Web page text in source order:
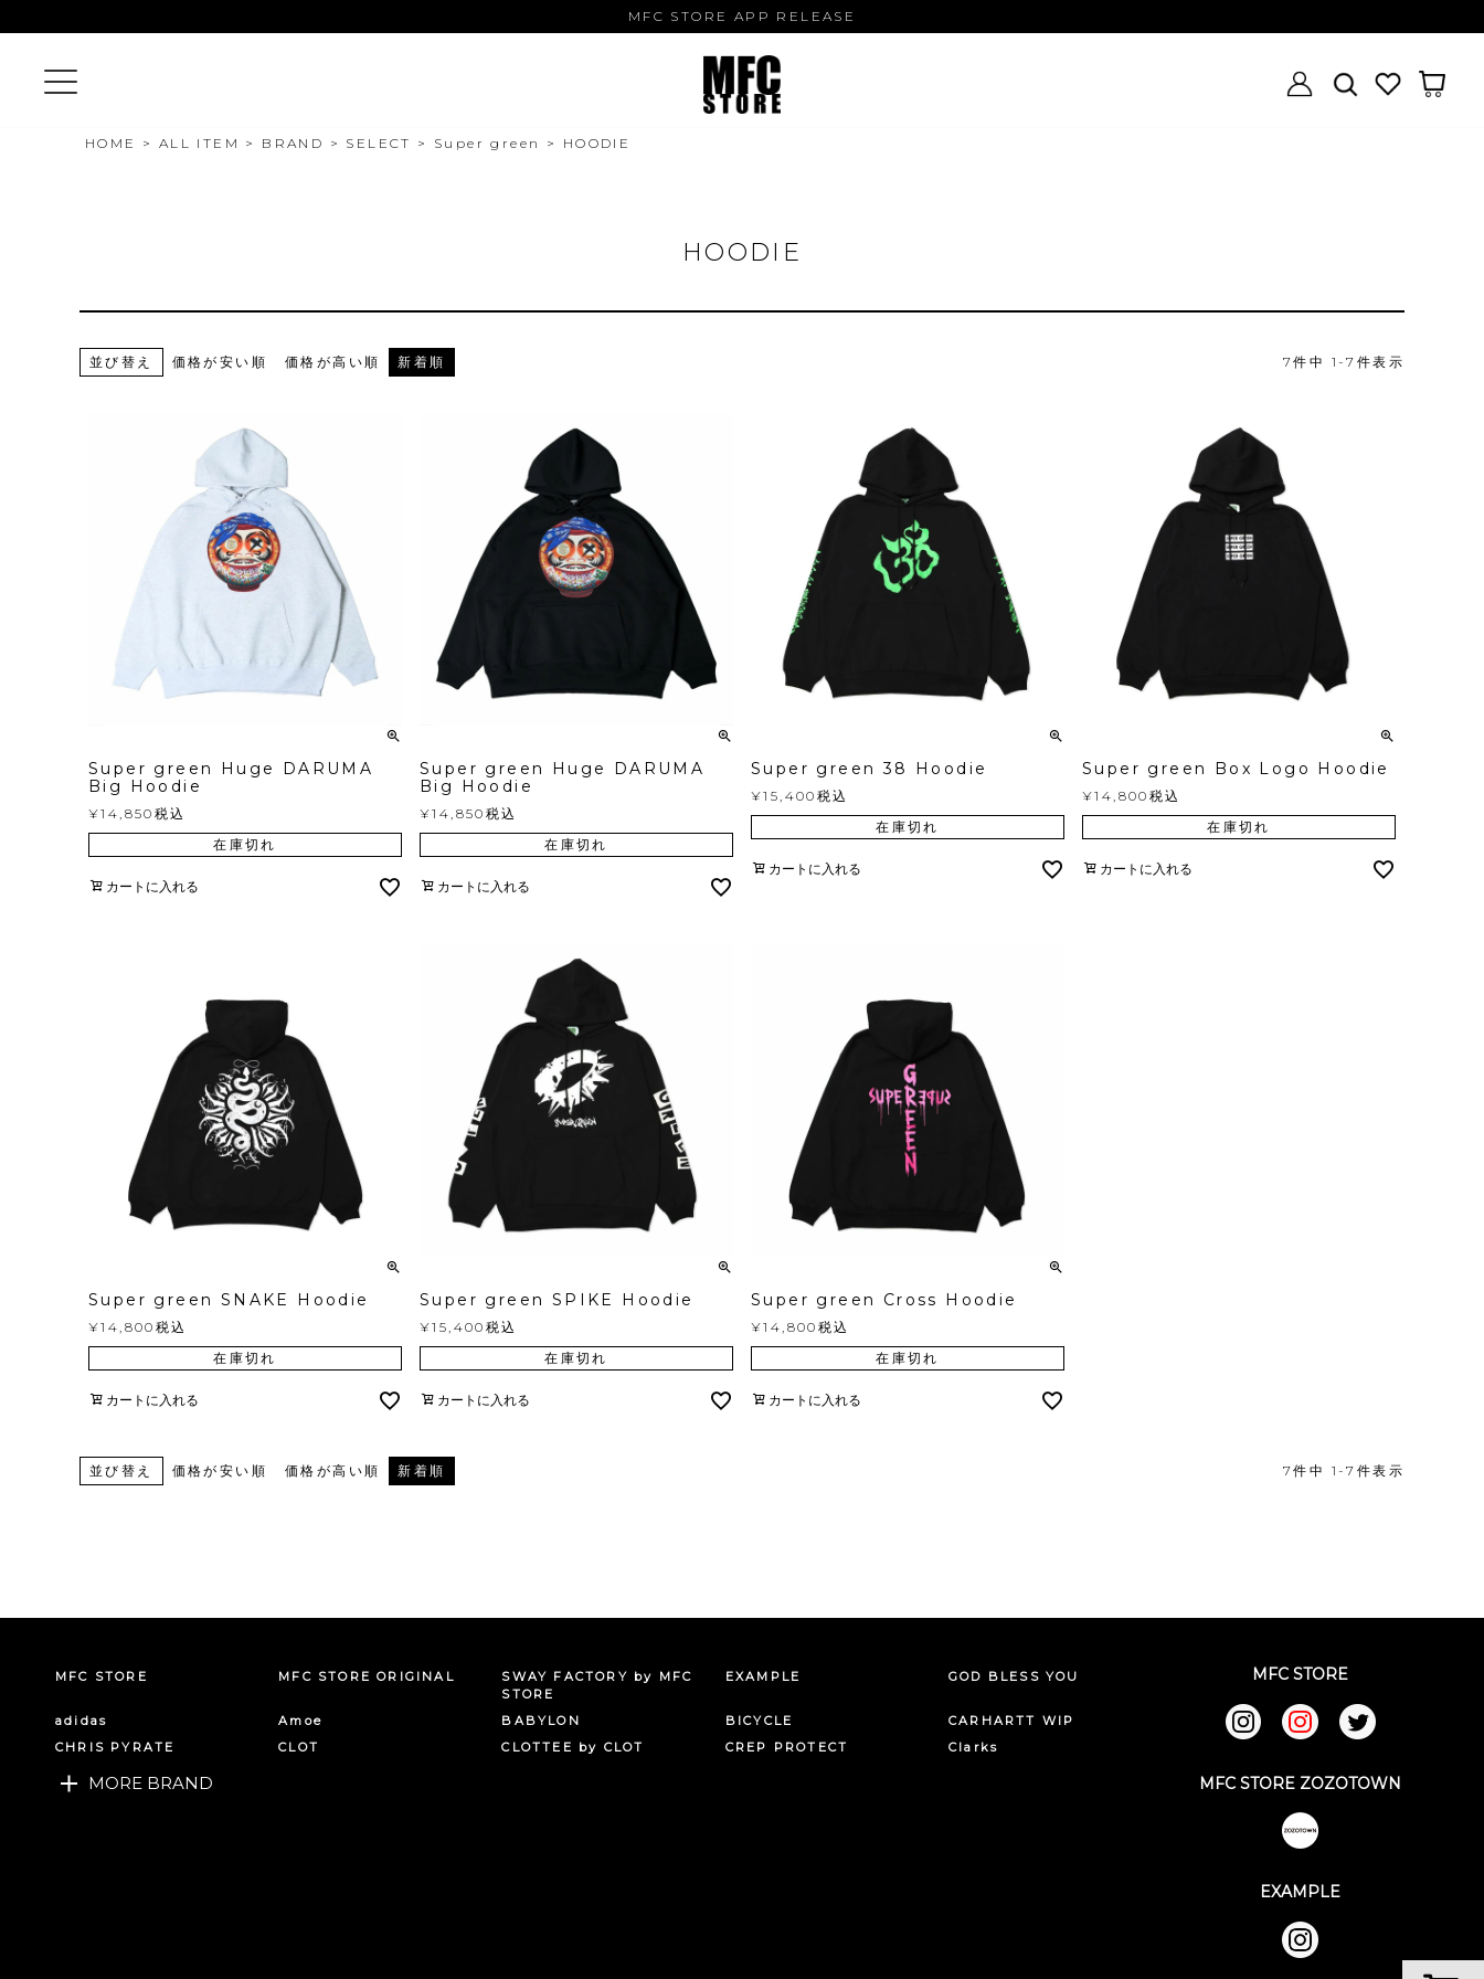
MFC STORE APP RELEASE
HOME ALL ITEM BRAND SELECT Super green HOODIE
HOODIE
並び替え 価格が安い順 価格が高い順 新着順 7件中 1 -7 件表示
Super green Huge DARUMA
Big Hoodie
¥14,850 税込
在庫切れ
カートに入れる
Super green Huge DARUMA
Big Hoodie
¥14,850 税込
在庫切れ
カートに入れる
Super green 38 Hoodie
¥15,400 税込
在庫切れ
カートに入れる
Super green Box Logo Hoodie
¥14,800 税込
在庫切れ
カートに入れる
Super green SNAKE Hoodie
¥14,800 税込
在庫切れ
カートに入れる
Super green SPIKE Hoodie
¥15,400 税込
在庫切れ
カートに入れる
Super green Cross Hoodie
¥14,800 税込
在庫切れ
カートに入れる
並び替え 価格が安い順 価格が高い順 新着順 7件中 1 -7 件表示
MFC STORE MFC STORE ORIGINAL
SWAY FACTORY by MFC
STORE
EXAMPLE GOD BLESS YOU
adidas Amoe BABYLON BICYCLE
CARHARTT WIP
CHRIS PYRATE
CLOT CLOTTEE by CLOT CREP PROTECT Clarks
MORE BRAND
MFC STORE
MFC STORE ZOZOTOWN
EXAMPLE